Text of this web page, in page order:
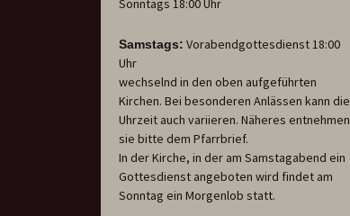
Sonntags 18:00 Uhr
Samstags: Vorabendgottesdienst 18:00
Uhr
wechselnd in den oben aufgeführten
Kirchen. Bei besonderen Anlässen kann die
Uhrzeit auch variieren. Näheres entnehmen
sie bitte dem Pfarrbrief.
In der Kirche, in der am Samstagabend ein
Gottesdienst angeboten wird findet am
Sonntag ein Morgenlob statt.